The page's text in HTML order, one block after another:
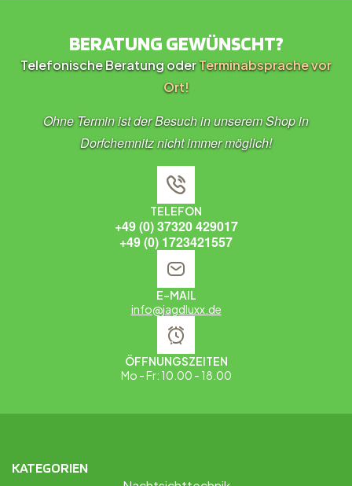
BERATUNG GEWÜNSCHT?
Telefonische Beratung oderTerminabsprache vor
Ort!
Ohne Termin ist der Besuch in unserem Shop in
Dorfchemnitz nicht immer möglich!
TELEFON
+49 (0) 37320 429017
+49 (0) 1723421557
E-MAIL
info@jagdluxx.de
ÖFFNUNGSZEITEN
Mo - Fr: 10.00 - 18.00
KATEGORIEN